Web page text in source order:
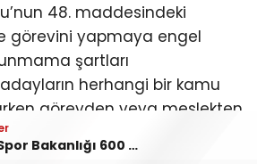
Gençlik ve Spor Bakanlığı 600 personel alacak: Başvurular 13 Temmuz’da başlıyor
48. maddesindeki
görevini yapmaya engel
şartları
herhangi bir kamu
görevden veya meslekten
herhangi bir kamu
4/B sözleşmeli personel